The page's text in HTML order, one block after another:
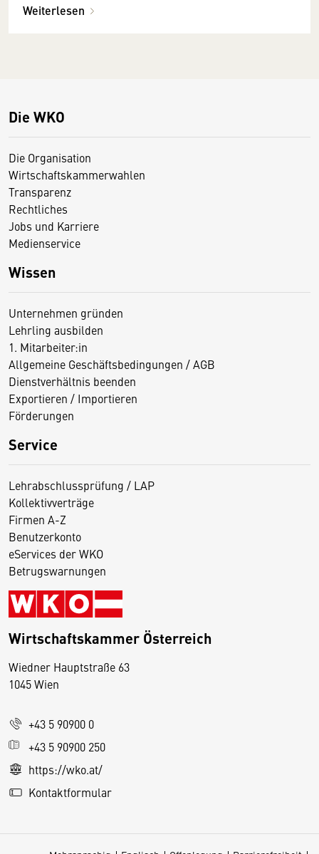
Weiterlesen
Die WKO
Die Organisation
Wirtschaftskammerwahlen
Transparenz
Rechtliches
Jobs und Karriere
Medienservice
Wissen
Unternehmen gründen
Lehrling ausbilden
1. Mitarbeiter:in
Allgemeine Geschäftsbedingungen / AGB
Dienstverhältnis beenden
Exportieren / Importieren
Förderungen
Service
Lehrabschlussprüfung / LAP
Kollektivverträge
Firmen A-Z
Benutzerkonto
eServices der WKO
Betrugswarnungen
Wirtschaftskammer Österreich
Wiedner Hauptstraße 63
1045 Wien
+43 5 90900 0
+43 5 90900 250
https://wko.at/
Kontaktformular
D
s
e
S
e